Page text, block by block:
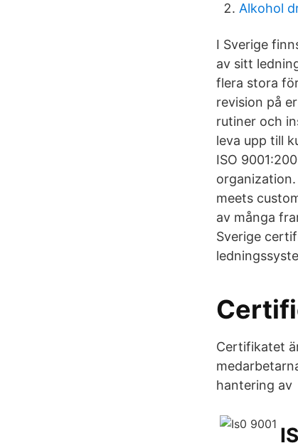
Alkohol
I Sverige
av sitt
flera stora
revision på
rutiner och
leva upp till
ISO
meets
av många
Sverige
Certifikatet
hantering av